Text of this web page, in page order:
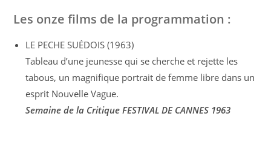
Les onze films de la programmation :
LE PECHE SUÉDOIS (1963)
Tableau d’une jeunesse qui se cherche et rejette les
tabous, un magnifique portrait de femme libre dans un
esprit Nouvelle Vague.
Semaine de la Critique FESTIVAL DE CANNES 1963